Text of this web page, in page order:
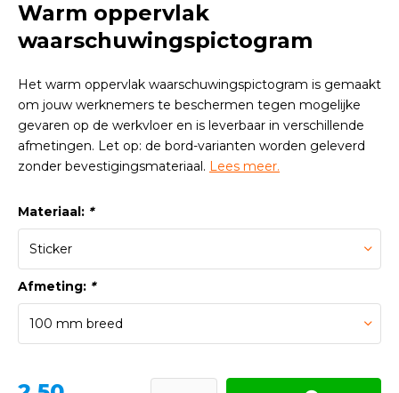
Warm oppervlak
waarschuwingspictogram
Het warm oppervlak waarschuwingspictogram is gemaakt
om jouw werknemers te beschermen tegen mogelijke
gevaren op de werkvloer en is leverbaar in verschillende
afmetingen. Let op: de bord-varianten worden geleverd
zonder bevestigingsmateriaal. Lees meer.
Materiaal: *
Afmeting: *